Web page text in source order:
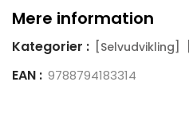
Mere information
Kategorier : [Selvudvikling]
EAN : 9788794183314